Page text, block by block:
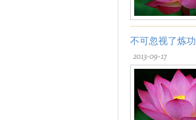
不可忽视了炼功
2013-09-17